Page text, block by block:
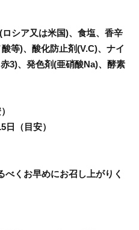
シア又は米国)、食塩、香辛
等)、酸化防止剤(V.C)、ナイ
3)、発色剤(亜硝酸Na)、酵素
（目安）
くお早めにお召し上がりく